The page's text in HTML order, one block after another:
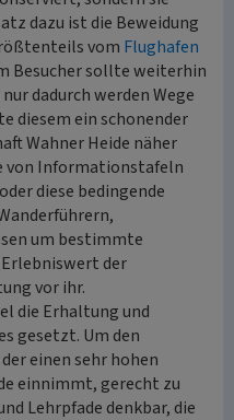
dazu ist die Beweidung
vom Flughafen
Besucher sollte weiterhin
dadurch werden Wege
diesem ein schonender
Wahner Heide näher
von Informationstafeln
diese bedingende
um bestimmte
der
vor ihr.
die Erhaltung und
gesetzt. Um den
einen sehr hohen
einnimmt, gerecht zu
Lehrpfade denkbar, die